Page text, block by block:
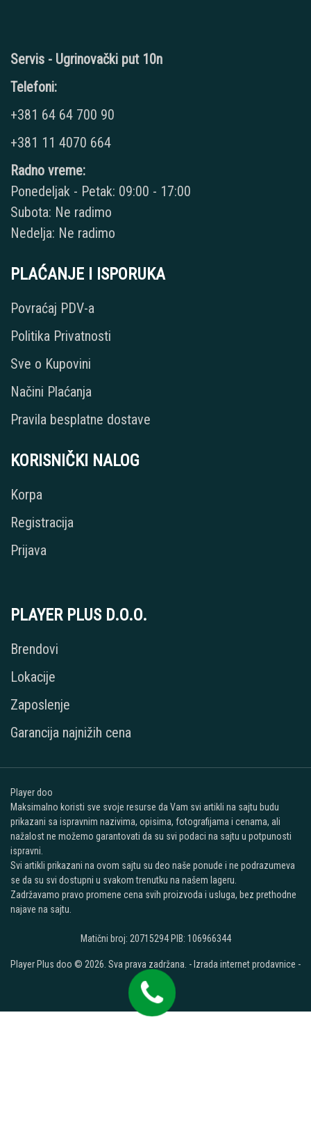
Servis - Ugrinovački put 10n
Telefoni:
+381 64 64 700 90
+381 11 4070 664
Radno vreme:
Ponedeljak - Petak: 09:00 - 17:00
Subota: Ne radimo
Nedelja: Ne radimo
PLAĆANJE I ISPORUKA
Povraćaj PDV-a
Politika Privatnosti
Sve o Kupovini
Načini Plaćanja
Pravila besplatne dostave
KORISNIČKI NALOG
Korpa
Registracija
Prijava
PLAYER PLUS D.O.O.
Brendovi
Lokacije
Zaposlenje
Garancija najnižih cena
Player doo
Maksimalno koristi sve svoje resurse da Vam svi artikli na sajtu budu
prikazani sa ispravnim nazivima, opisima, fotografijama i cenama, ali
nažalost ne možemo garantovati da su svi podaci na sajtu u potpunosti
ispravni.
Svi artikli prikazani na ovom sajtu su deo naše ponude i ne podrazumeva
se da su svi dostupni u svakom trenutku na našem lageru.
Zadržavamo pravo promene cena svih proizvoda i usluga, bez prethodne
najave na sajtu.
Matični broj: 20715294 PIB: 106966344
Player Plus doo © 2026. Sva prava zadržana. - Izrada internet prodavnice -
Selltico.